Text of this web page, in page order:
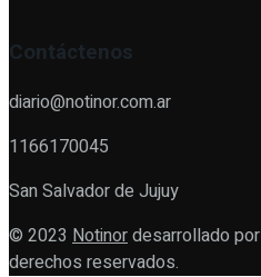
Contáctenos
diario@notinor.com.ar
1166170045
San Salvador de Jujuy
© 2023 Notinordesarrollado por
derechos reservados.